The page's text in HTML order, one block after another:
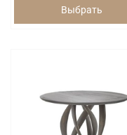
Выбрать